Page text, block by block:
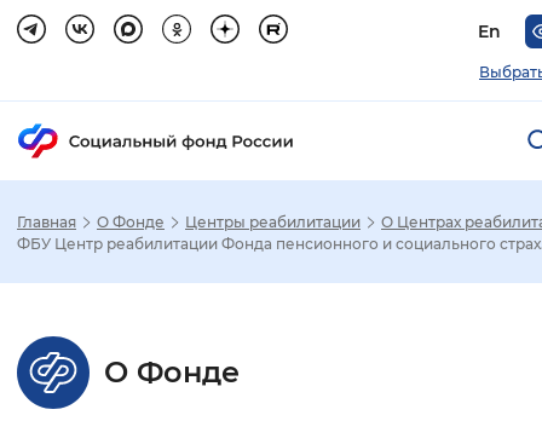
En
Главная О Фонде Центры реабилитации
О Центрах
ФБУ Центр реабилитации Фонда пенсионного и социального
О Фонде